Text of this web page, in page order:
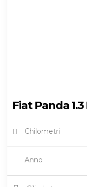
Fiat Panda 1.3
Chilometri
Anno